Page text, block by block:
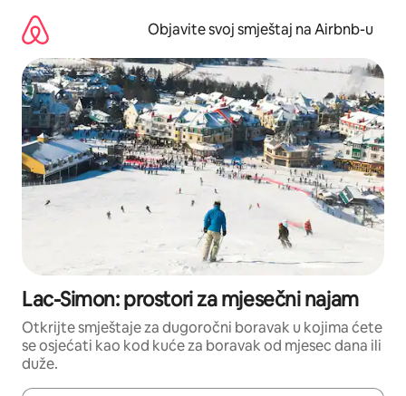
sadržaj
Objavite svoj smještaj na Airbnb-u
Lac-Simon: prostori za mjesečni najam
Otkrijte smještaje za dugoročni boravak u kojima ćete
se osjećati kao kod kuće za boravak od mjesec dana ili
duže.